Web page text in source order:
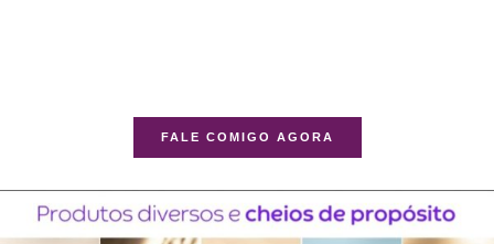
FALE COMIGO AGORA